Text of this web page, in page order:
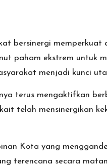
bersinergi
paham ekstrem untuk
menjadi kunci
terus mengaktifkan
telah mensinergikan
Kota yang
terencana secara